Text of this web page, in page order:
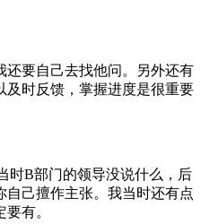
还要自己去找他问。另外还有
及时反馈，掌握进度是很重要
时B部门的领导没说什么，后
己擅作主张。我当时还有点
有。